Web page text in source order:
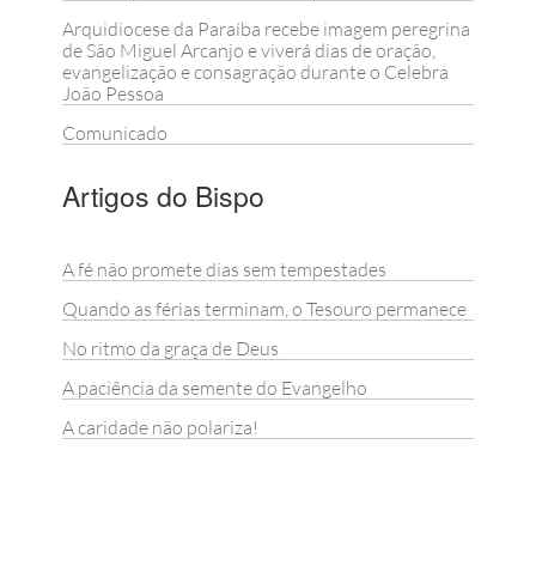
Arquidiocese da Paraíba recebe imagem peregrina
de São Miguel Arcanjo e viverá dias de oração,
evangelização e consagração durante o Celebra
João Pessoa
Comunicado
Artigos do Bispo
A fé não promete dias sem tempestades
Quando as férias terminam, o Tesouro permanece
No ritmo da graça de Deus
A paciência da semente do Evangelho
A caridade não polariza!